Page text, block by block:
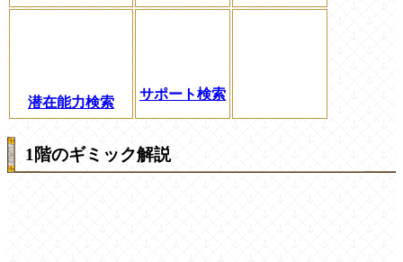
潜在能力検索
サポート検索
1階のギミック解説